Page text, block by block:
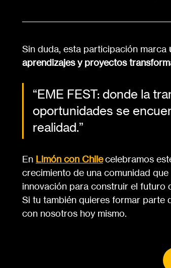
Sin duda, esta participación marca
aprendizajes y proyectos
“EME FEST: donde la
oportunidades se
realidad.”
En Limón con Chile celebramos
crecimiento de una comunidad
innovación para construir el futuro
Si tu también quieres formar parte
con nosotros hoy mismo.